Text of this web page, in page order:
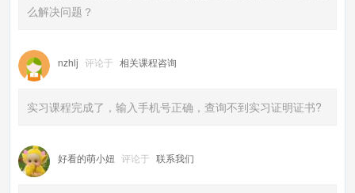
么解决问题？
nzhlj 评论于 相关课程咨询
实习课程完成了，输入手机号正确，查询不到实习证明证书?
好看的萌小妞 评论于 联系我们